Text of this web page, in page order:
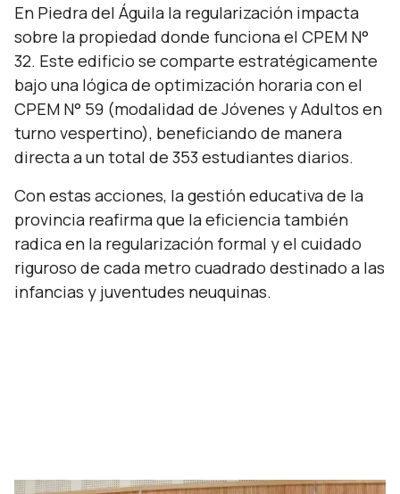
En Piedra del Águila la regularización impacta
sobre la propiedad donde funciona el CPEM N°
32. Este edificio se comparte estratégicamente
bajo una lógica de optimización horaria con el
CPEM N° 59 (modalidad de Jóvenes y Adultos en
turno vespertino), beneficiando de manera
directa a un total de 353 estudiantes diarios.
Con estas acciones, la gestión educativa de la
provincia reafirma que la eficiencia también
radica en la regularización formal y el cuidado
riguroso de cada metro cuadrado destinado a las
infancias y juventudes neuquinas.